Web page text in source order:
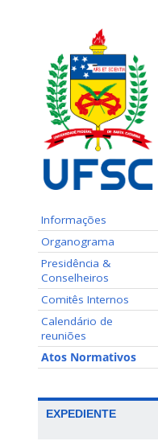
Informações
Organograma
Presidência &
Conselheiros
Comitês Internos
Calendário de
reuniões
Atos Normativos
EXPEDIENTE